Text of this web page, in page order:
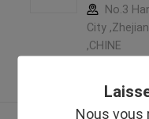
Nous vous
No.3
City
,CHINE